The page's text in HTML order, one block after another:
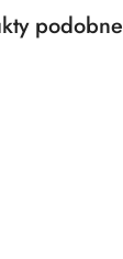
podobne